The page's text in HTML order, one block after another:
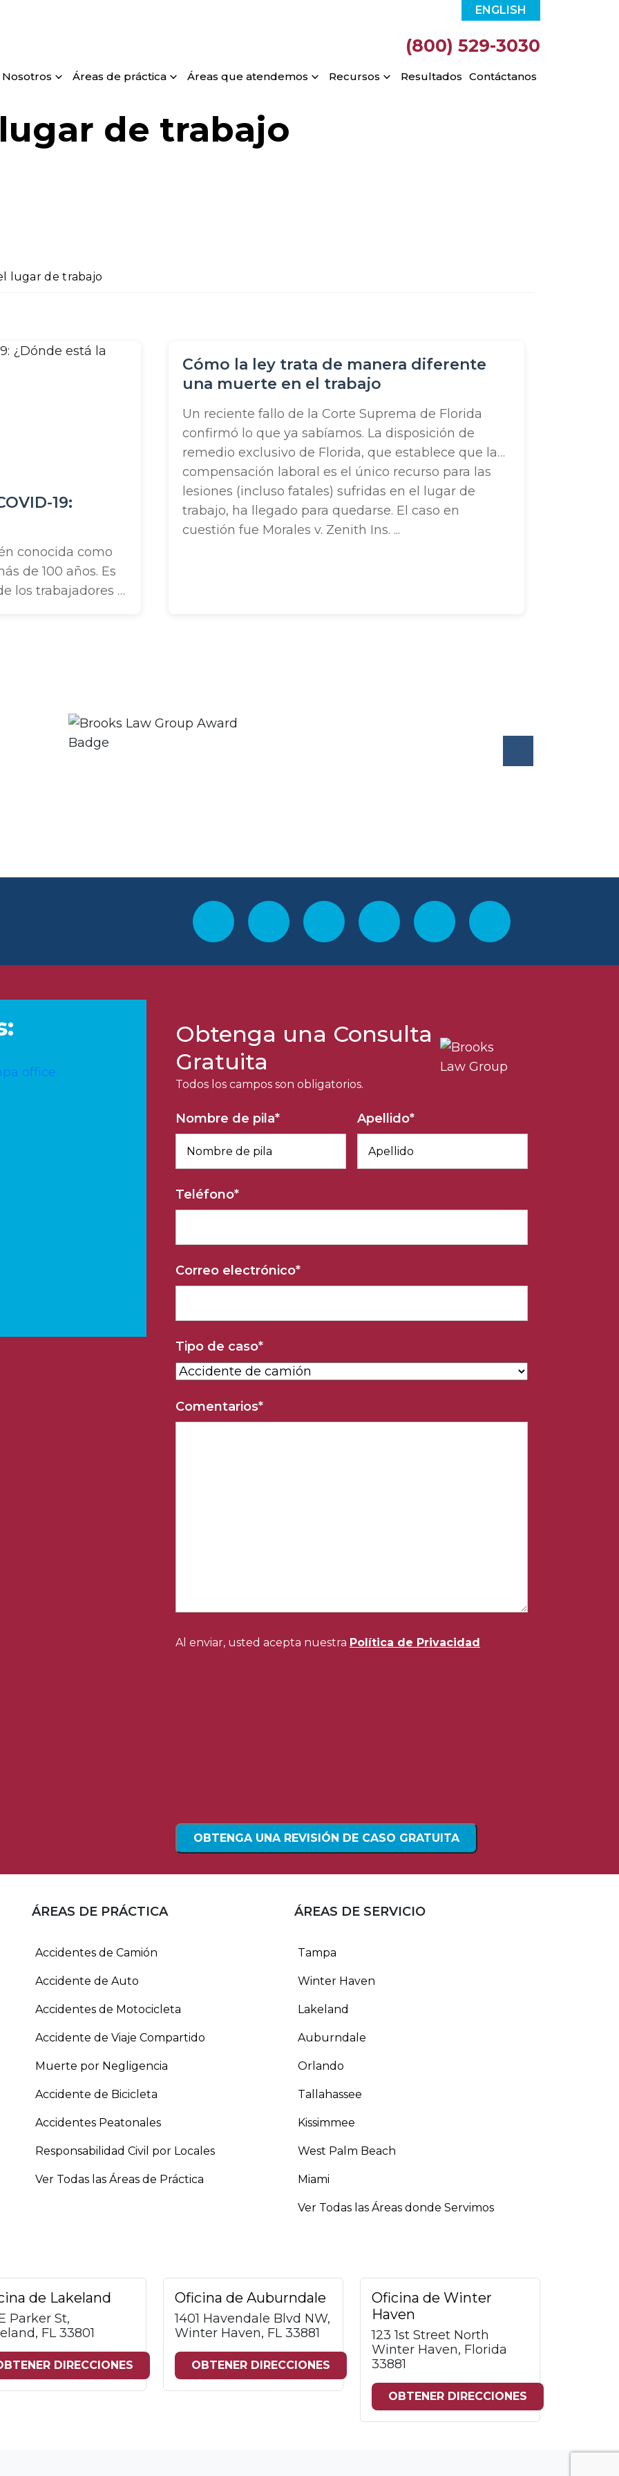
ENGLISH
(800) 529-3030
Nosotros Áreas de práctica Áreas que atendemos Recursos Resultados Contáctanos
de trabajo
lugar de trabajo
19:
conocida como
de 100 años. Es
los trabajadores y
Cómo la ley trata de manera diferente
una muerte en el trabajo
Un reciente fallo de la Corte Suprema de Florida
confirmó lo que ya sabíamos. La disposición de
remedio exclusivo de Florida, que establece que la
compensación laboral es el único recurso para las
lesiones (incluso fatales) sufridas en el lugar de
trabajo, ha llegado para quedarse. El caso en
cuestión fue Morales v. Zenith Ins. ...
Obtenga una Consulta
Gratuita
Todos los campos son obligatorios.
Nombre de pila* Apellido*
Teléfono*
Correo electrónico*
Tipo de caso*
Comentarios*
Al enviar, usted acepta nuestra Política de Privacidad
ÁREAS DE PRÁCTICA
Accidentes de Camión
Accidente de Auto
Accidentes de Motocicleta
Accidente de Viaje Compartido
Muerte por Negligencia
Accidente de Bicicleta
Accidentes Peatonales
Responsabilidad Civil por Locales
Ver Todas las Áreas de Práctica
ÁREAS DE SERVICIO
Tampa
Winter Haven
Lakeland
Auburndale
Orlando
Tallahassee
Kissimmee
West Palm Beach
Miami
Ver Todas las Áreas donde Servimos
de Lakeland
Parker St,
FL 33801
DIRECCIONES
Oficina de Auburndale
1401 Havendale Blvd NW,
Winter Haven, FL 33881
OBTENER DIRECCIONES
Oficina de Winter
Haven
123 1st Street North
Winter Haven, Florida
33881
OBTENER DIRECCIONES